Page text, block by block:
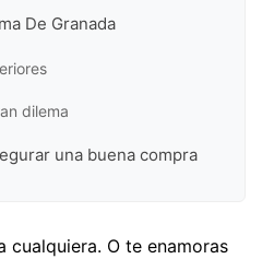
De Granada
dilema
una buena compra
cualquiera. O te enamoras